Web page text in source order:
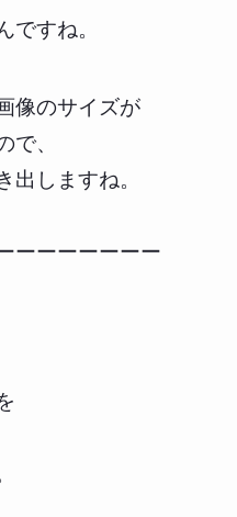
ですね。
像のサイズが
で、
出しますね。
ーーーーーーー